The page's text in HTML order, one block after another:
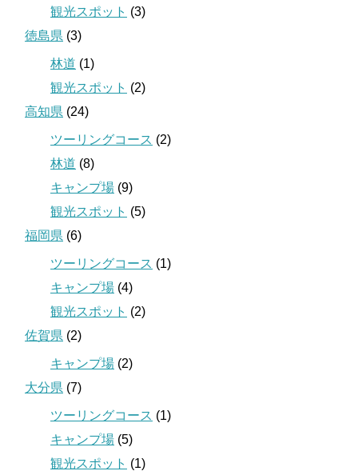
観光スポット (3)
徳島県 (3)
林道 (1)
観光スポット (2)
高知県 (24)
ツーリングコース (2)
林道 (8)
キャンプ場 (9)
観光スポット (5)
福岡県 (6)
ツーリングコース (1)
キャンプ場 (4)
観光スポット (2)
佐賀県 (2)
キャンプ場 (2)
大分県 (7)
ツーリングコース (1)
キャンプ場 (5)
観光スポット (1)